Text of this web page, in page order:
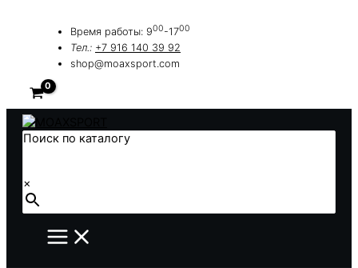
содержимому
Время работы: 900-1700
Тел.: +7 916 140 39 92
shop@moaxsport.com
Поиск по каталогу
×